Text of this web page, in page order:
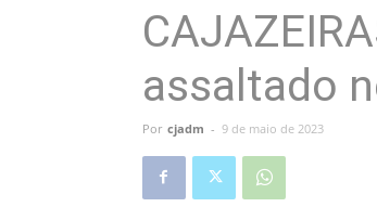
assaltado
Por cjadm - 9 de maio de 2023